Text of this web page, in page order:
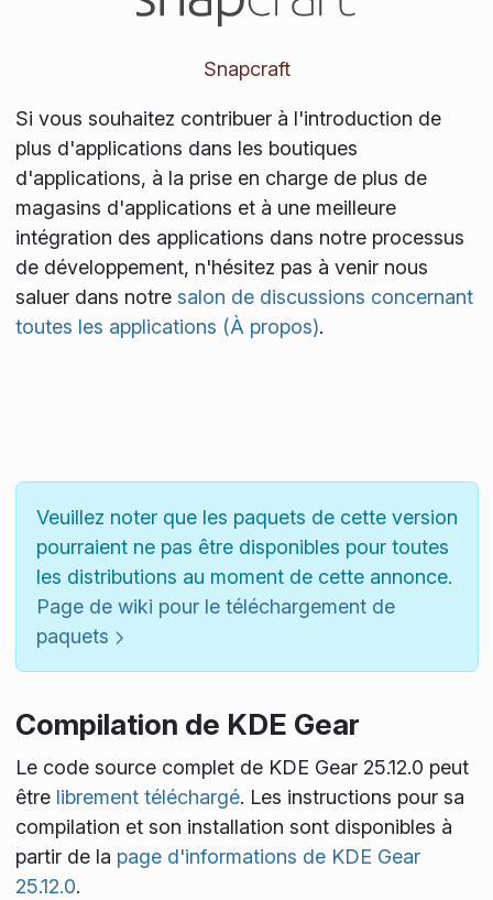
Snapcraft
Si vous souhaitez contribuer à l'introduction de
plus d'applications dans les boutiques
d'applications, à la prise en charge de plus de
magasins d'applications et à une meilleure
intégration des applications dans notre processus
de développement, n'hésitez pas à venir nous
saluer dans notre salon de discussions concernant
toutes les applications (À propos).
Veuillez noter que les paquets de cette version
pourraient ne pas être disponibles pour toutes
les distributions au moment de cette annonce.
Page de wiki pour le téléchargement de
paquets
Compilation de KDE Gear
Le code source complet de KDE Gear 25.12.0 peut
être librement téléchargé. Les instructions pour sa
compilation et son installation sont disponibles à
partir de la page d'informations de KDE Gear
25.12.0.